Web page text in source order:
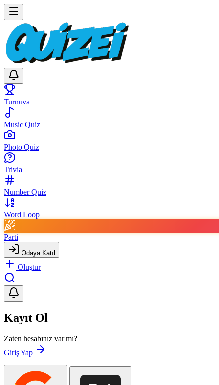
Turnuva
Music Quiz
Photo Quiz
Trivia
Number Quiz
Word Loop
Parti
Odaya Katıl
Oluştur
Kayıt Ol
Zaten hesabınız var mı?
Giriş Yap